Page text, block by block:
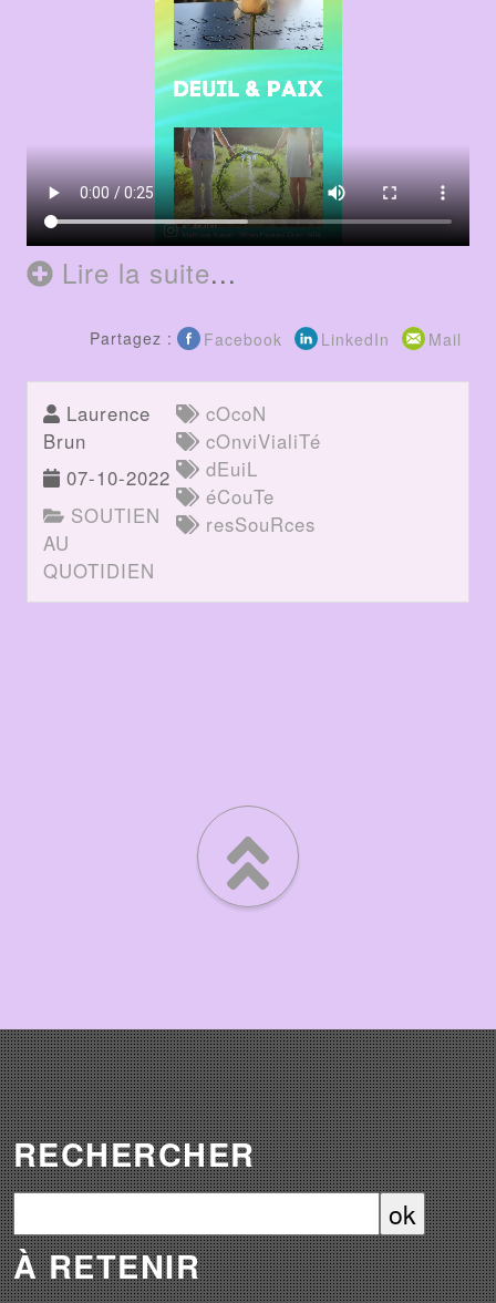
Lire la suite...
Partagez : Facebook LinkedIn Mail
Laurence
Brun
07-10-2022
SOUTIEN
AU
QUOTIDIEN
cOcoN
cOnviVialiTé
dEuiL
éCouTe
resSouRces
RECHERCHER
À RETENIR